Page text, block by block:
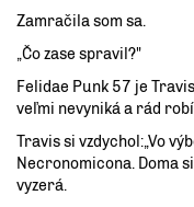
Zamračila som sa.
„Čo zase spravil?"
Felidae Punk 57 je
veľmi nevyniká a rád
Travis si vzdychol:„Vo
Necronomicona. Doma
vyzerá.